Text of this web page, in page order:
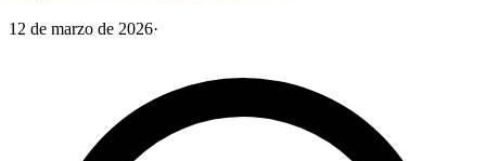
12 de marzo de 2026·